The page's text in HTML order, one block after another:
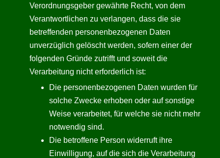
Verordnungsgeber gewährte Recht, von dem
Verantwortlichen zu verlangen, dass die sie
betreffenden personenbezogenen Daten
unverzüglich gelöscht werden, sofern einer der
folgenden Gründe zutrifft und soweit die
Verarbeitung nicht erforderlich ist:
Die personenbezogenen Daten wurden für
solche Zwecke erhoben oder auf sonstige
Weise verarbeitet, für welche sie nicht mehr
notwendig sind.
Die betroffene Person widerruft ihre
Einwilligung, auf die sich die Verarbeitung